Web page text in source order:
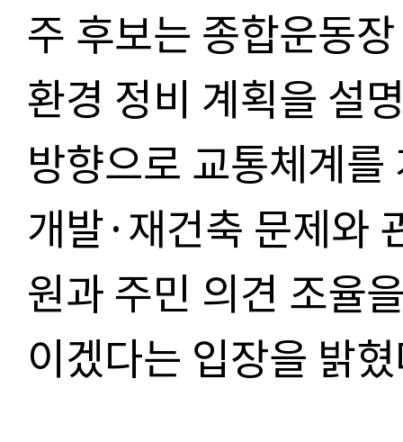
주 후보는 종합운동
환경 정비 계획을 설
방향으로 교통체계
개발·재건축 문제와
원과 주민 의견 조율
이겠다는 입장을 밝